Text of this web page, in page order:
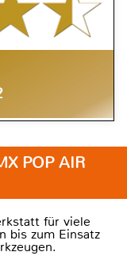
POP AIR
für viele
bis zum Einsatz